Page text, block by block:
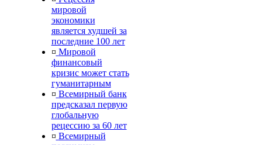
мировой
экономики
является худшей за
последние 100 лет
¤ Мировой
финансовый
кризис может стать
гуманитарным
¤ Всемирный банк
предсказал первую
глобальную
рецессию за 60 лет
¤ Всемирный